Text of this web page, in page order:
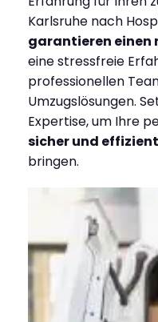
Karlsruhe nach
garantieren einen
eine stressfreie
professionellen
Umzugslösungen.
Expertise, um Ihre
sicher und effizient
bringen.